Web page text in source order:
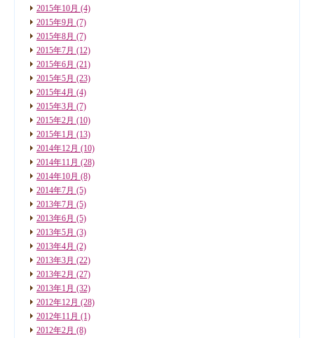
2015年10月 (4)
2015年9月 (7)
2015年8月 (7)
2015年7月 (12)
2015年6月 (21)
2015年5月 (23)
2015年4月 (4)
2015年3月 (7)
2015年2月 (10)
2015年1月 (13)
2014年12月 (10)
2014年11月 (28)
2014年10月 (8)
2014年7月 (5)
2013年7月 (5)
2013年6月 (5)
2013年5月 (3)
2013年4月 (2)
2013年3月 (22)
2013年2月 (27)
2013年1月 (32)
2012年12月 (28)
2012年11月 (1)
2012年2月 (8)